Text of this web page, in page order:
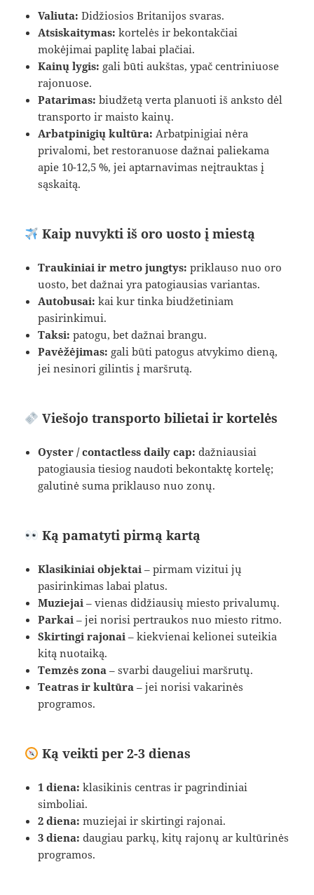
Valiuta: Didžiosios Britanijos svaras.
Atsiskaitymas: kortelės ir bekontakčiai
mokėjimai paplitę labai plačiai.
Kainų lygis: gali būti aukštas, ypač centriniuose
rajonuose.
Patarimas: biudžetą verta planuoti iš anksto dėl
transporto ir maisto kainų.
Arbatpinigių kultūra: Arbatpinigiai nėra
privalomi, bet restoranuose dažnai paliekama
apie 10-12,5 %, jei aptarnavimas neįtrauktas į
sąskaitą.
Kaip nuvykti iš oro uosto į miestą
Traukiniai ir metro jungtys: priklauso nuo oro
uosto, bet dažnai yra patogiausias variantas.
Autobusai: kai kur tinka biudžetiniam
pasirinkimui.
Taksi: patogu, bet dažnai brangu.
Pavėžėjimas: gali būti patogus atvykimo dieną,
jei nesinori gilintis į maršrutą.
Viešojo transporto bilietai ir kortelės
Oyster / contactless daily cap: dažniausiai
patogiausia tiesiog naudoti bekontaktę kortelę;
galutinė suma priklauso nuo zonų.
Ką pamatyti pirmą kartą
Klasikiniai objektai – pirmam vizitui jų
pasirinkimas labai platus.
Muziejai – vienas didžiausių miesto privalumų.
Parkai – jei norisi pertraukos nuo miesto ritmo.
Skirtingi rajonai – kiekvienai kelionei suteikia
kitą nuotaiką.
Temzės zona – svarbi daugeliui maršrutų.
Teatras ir kultūra – jei norisi vakarinės
programos.
Ką veikti per 2-3 dienas
1 diena: klasikinis centras ir pagrindiniai
simboliai.
2 diena: muziejai ir skirtingi rajonai.
3 diena: daugiau parkų, kitų rajonų ar kultūrinės
programos.